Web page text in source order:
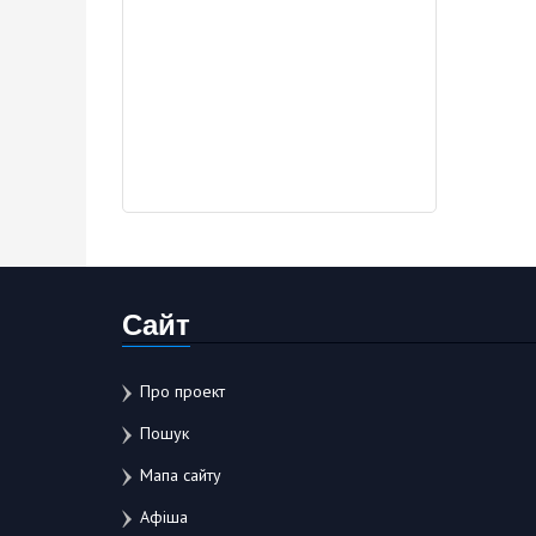
Сайт
Про проект
Пошук
Мапа сайту
Афіша